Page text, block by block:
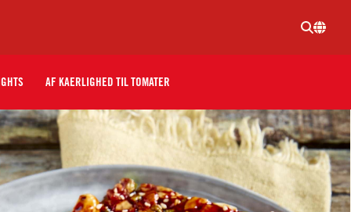
AF KAERLIGHED TIL TOMATER